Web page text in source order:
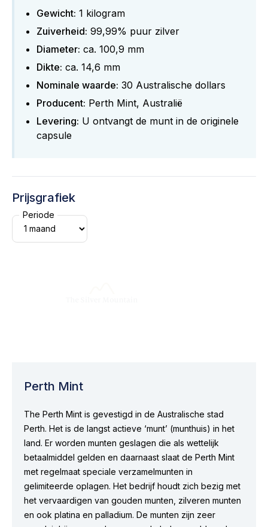
Gewicht: 1 kilogram
Zuiverheid: 99,99% puur zilver
Diameter: ca. 100,9 mm
Dikte: ca. 14,6 mm
Nominale waarde: 30 Australische dollars
Producent: Perth Mint, Australië
Levering: U ontvangt de munt in de originele
capsule
Prijsgrafiek
Periode
Perth Mint
The Perth Mint is gevestigd in de Australische stad
Perth. Het is de langst actieve ‘munt’ (munthuis) in het
land. Er worden munten geslagen die als wettelijk
betaalmiddel gelden en daarnaast slaat de Perth Mint
met regelmaat speciale verzamelmunten in
gelimiteerde oplagen. Het bedrijf houdt zich bezig met
het vervaardigen van gouden munten, zilveren munten
en ook platina en palladium. De munten zijn zeer